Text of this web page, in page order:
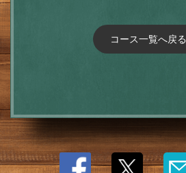
コース一覧へ戻る